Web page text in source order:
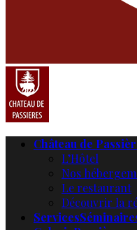
Château de
L’Hôtel
Nos
Le restaurant
Découvrir la
Services